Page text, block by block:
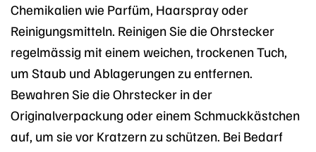
Chemikalien wie Parfüm, Haarspray oder
Reinigungsmitteln. Reinigen Sie die Ohrstecker
regelmässig mit einem weichen, trockenen Tuch,
um Staub und Ablagerungen zu entfernen.
Bewahren Sie die Ohrstecker in der
Originalverpackung oder einem Schmuckkästchen
auf, um sie vor Kratzern zu schützen. Bei Bedarf